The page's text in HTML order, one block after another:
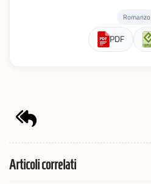
Romanzo
PDF
Articoli correlati